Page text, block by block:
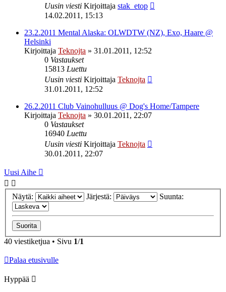
Uusin viesti Kirjoittaja stak_etop
14.02.2011, 15:13
23.2.2011 Mental Alaska: OLWDTW (NZ), Exo, Haare @
Helsinki
Kirjoittaja Teknojta » 31.01.2011, 12:52
0 Vastaukset
15813 Luettu
Uusin viesti Kirjoittaja Teknojta
31.01.2011, 12:52
26.2.2011 Club Vainohulluus @ Dog's Home/Tampere
Kirjoittaja Teknojta » 30.01.2011, 22:07
0 Vastaukset
16940 Luettu
Uusin viesti Kirjoittaja Teknojta
30.01.2011, 22:07
Uusi Aihe
Näytä: Järjestä: Suunta:
40 viestiketjua • Sivu 1/1
Palaa etusivulle
Hyppää